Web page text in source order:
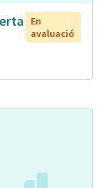
En
avaluació